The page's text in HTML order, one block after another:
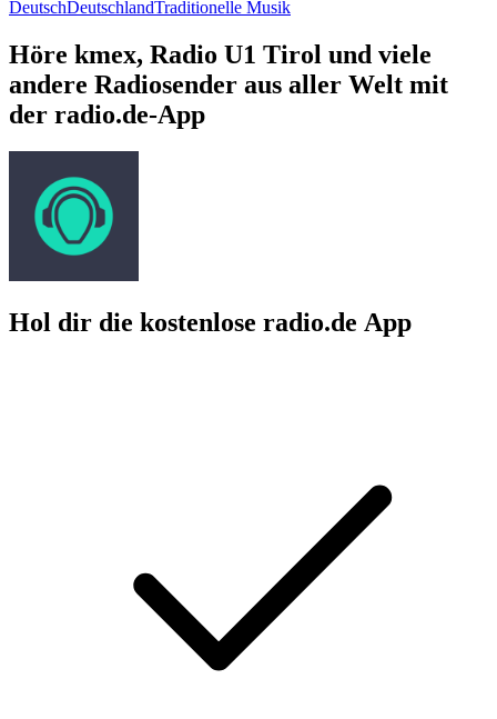
DeutschDeutschlandTraditionelle Musik
Höre kmex, Radio U1 Tirol und viele
andere Radiosender aus aller Welt mit
der radio.de-App
Hol dir die kostenlose radio.de App